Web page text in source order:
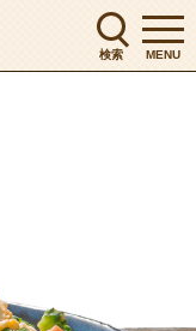
検索 MENU